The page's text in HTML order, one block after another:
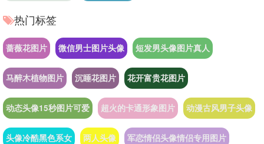
热门标签
蔷薇花图片 微信男士图片头像 短发男头像图片真人
马醉木植物图片 沉睡花图片 花开富贵花图片
动态头像15秒图片可爱 超火的卡通形象图片 动漫古风男子头像
头像冷酷黑色系女 两人头像 军恋情侣头像情侣专用图片